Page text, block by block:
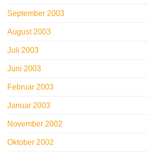
September 2003
August 2003
Juli 2003
Juni 2003
Februar 2003
Januar 2003
November 2002
Oktober 2002